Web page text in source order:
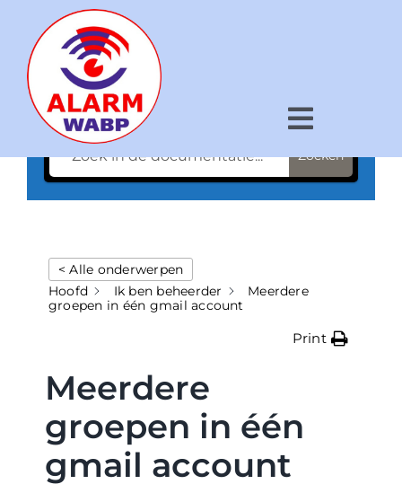
inhoud
Toggle
Een vraag hebben?
Zoeken
< Alle onderwerpen
Hoofd
Ik ben beheerder
Meerdere
groepen in één gmail account
Print
Meerdere
groepen in één
gmail account